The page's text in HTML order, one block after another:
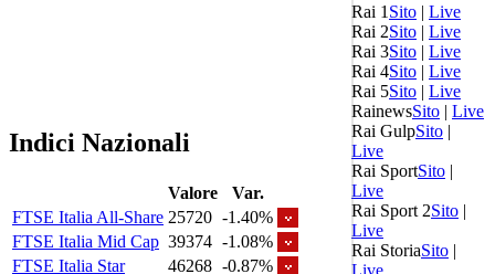
Indici Nazionali
Valore
Var.
FTSE Italia All-Share 25720 -1.40%
FTSE Italia Mid Cap 39374 -1.08%
FTSE Italia Star
46268 -0.87%
Rai 1 Sito | Live
Rai 2Sito | Live
Rai 3Sito | Live
Rai 4Sito | Live
Rai 5Sito | Live
RainewsSito | Live
Rai GulpSito |
Live
Rai SportSito |
Live
Rai Sport 2Sito |
Live
Rai StoriaSito |
Live